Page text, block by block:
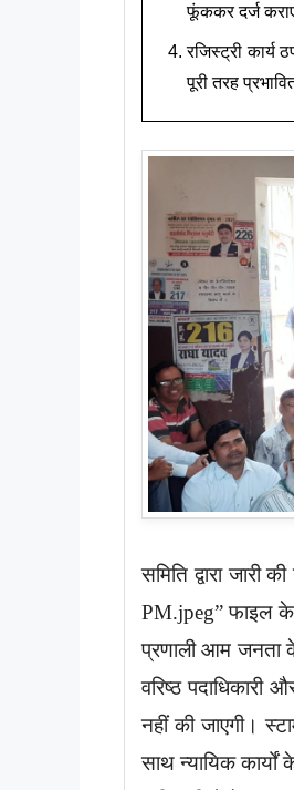
फूंककर दर्ज
रजिस्ट्री कार्य
पूरी तरह
समिति द्वारा
PM.jpeg” फाइल
प्रणाली आम जनता
वरिष्ठ
नहीं की जाएगी।
साथ न्यायिक